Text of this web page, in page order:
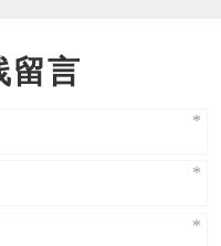
光在传输过程的衰
留言